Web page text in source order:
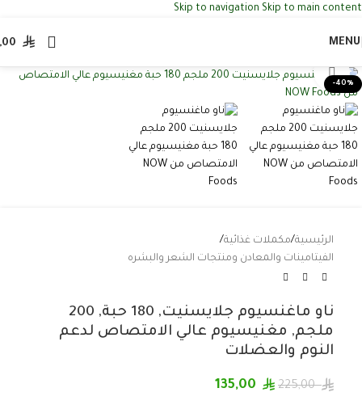
Skip to navigation Skip to main content
MENU
-40%
Click to enlarge
الرئيسية/مكملات غذائية/
الفيتامينات والمعادن ومنتجات الشعر والبشره
ناو ماغنسيوم جلايسنيت, 180 حبة, 200
ملجم, مغنيسيوم عالي الامتصاص لدعم
النوم والعضلات
225,00
135,00